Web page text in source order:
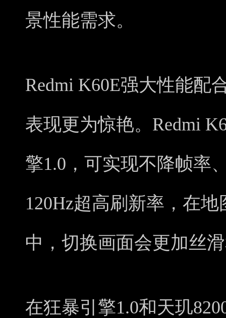
景性能需求。
Redmi K60E强大性能配
表现更为惊艳。Redmi
擎1.0，可实现不降帧率
120Hz超高刷新率，在
中，切换画面会更加丝
在狂暴引擎1.0和天玑